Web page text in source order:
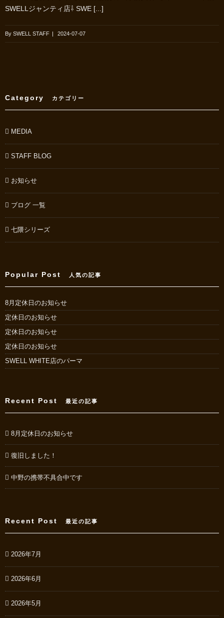
SWELLジャンティ店⇩ SWE [...]
By SWELL STAFF | 2024-07-07
Category カテゴリー
MEDIA
STAFF BLOG
お知らせ
ブログ 一覧
七隈シリーズ
Popular Post 人気の記事
8月定休日のお知らせ
定休日のお知らせ
定休日のお知らせ
定休日のお知らせ
SWELL WHITE店のパーマ
Recent Post 最近の記事
8月定休日のお知らせ
復旧しました！
中野の携帯不具合中です
Recent Post 最近の記事
2026年7月
2026年6月
2026年5月